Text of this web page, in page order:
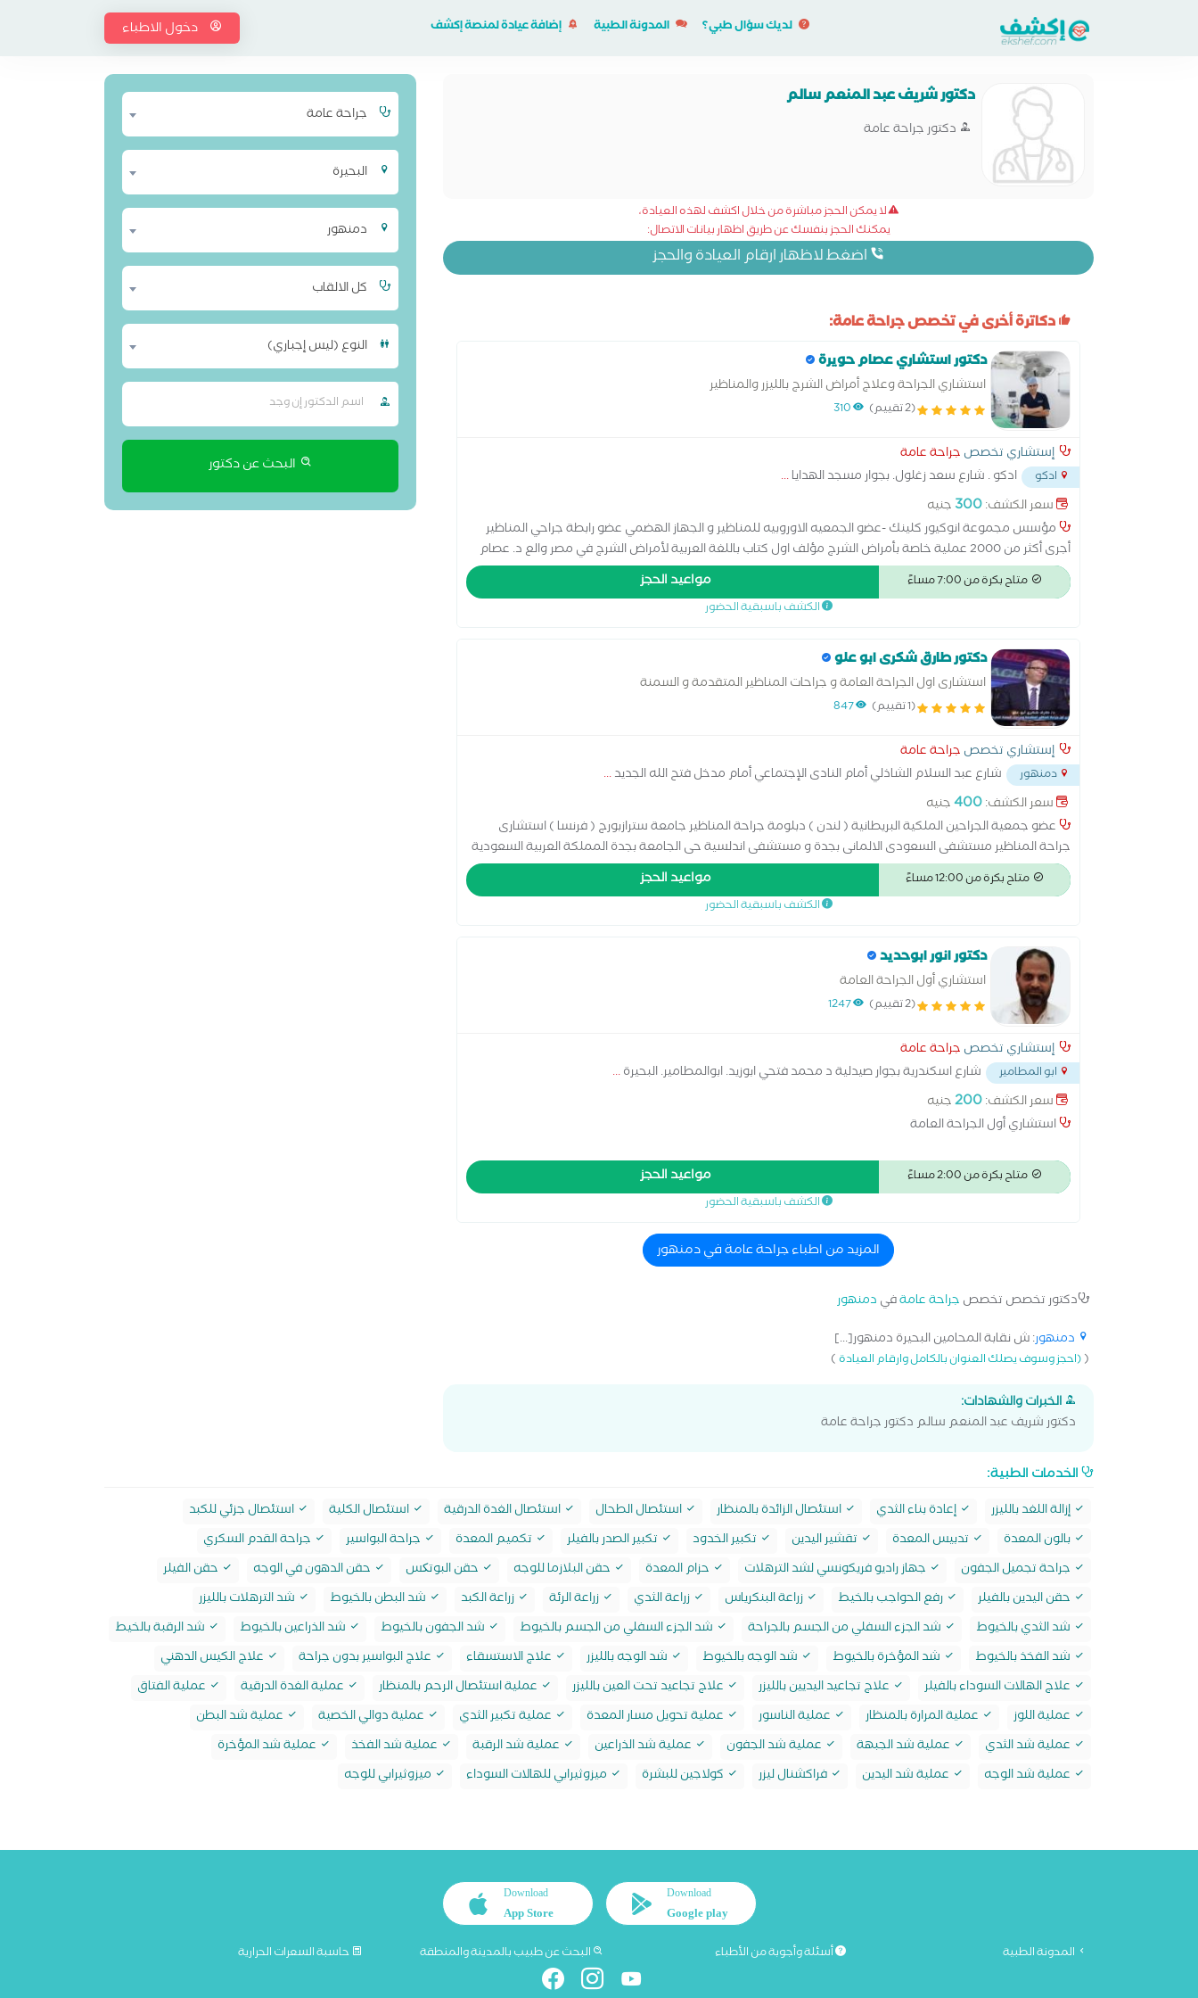
لديك سؤال طبي؟ المدونة الطبية إضافة عيادة لمنصة إكشف دخول الاطباء
دكتور شريف عبد المنعم سالم
دكتور جراحة عامة
لا يمكن الحجز مباشرة من خلال اكشف لهذه العيادة،
يمكنك الحجز بنفسك عن طريق اظهار بيانات الاتصال:
اضغط لاظهار ارقام العيادة والحجز
دكاترة أخرى في تخصص جراحة عامة:
دكتور استشاري عصام حويرة
استشاري الجراحة وعلاج أمراض الشرج بالليزر والمناظير
(2 تقييم) 310
إستشاري تخصص جراحة عامة
ادكو ادكو . شارع سعد زغلول. بجوار مسجد الهدايا...
سعر الكشف:300 جنيه
مؤسس مجموعة انوكيور كلينك -عضو الجمعيه الاوروبيه للمناظير و الجهاز الهضمي عضو رابطة جراحي المناظير
أجرى أكثر من 2000 عملية خاصة بأمراض الشرج مؤلف اول كتاب باللغة العربية لأمراض الشرج في مصر والع د. عصام
مركز اينو كلينيك بواسير: خدماتنا 1- علاج البواسير الداخلية والخارجية بالمنظار والليزر 2- علاج الشرخ الشرجى بالليزر 3-
علاج الناسور الشرجى بالمنظار والليزر 4- علاج الناسور العصعصى بالليزر 5- علاج السقوط الشرجى في الأطفال د. عصام
لعلاج أمراض الشرج 6- نظام متكامل لتشخيص وعلاج ووقاية كل أمراض الشرج 7- قسم خاص لعلاج أمراض الشرج
الحركية كالإمساك وسلس البراز 8- القضاء على أمراض الشرج نهائيا وضمان عدم تكرارها بعد إجراء العملية وذلك لإننا
نعالج أسباب المرض
متاح بكرة من 7:00 مساءً مواعيد الحجز
الكشف باسبقية الحضور
دكتور طارق شكرى ابو علو
استشارى اول الجراحة العامة و جراحات المناظير المتقدمة و السمنة
(1 تقييم) 847
إستشاري تخصص جراحة عامة
دمنهور شارع عبد السلام الشاذلي أمام النادى الإجتماعي أمام مدخل فتح الله الجديد...
سعر الكشف:400جنيه
عضو جمعية الجراحين الملكية البريطانية ( لندن ) دبلومة جراحة المناظير جامعة سترازبورج ( فرنسا ) استشارى
جراحة المناظير مستشفى السعودى الالمانى بجدة و مستشفى اندلسية حى الجامعة بجدة المملكة العربية السعودية
(سابقا ) -جراحات السمنة المفرطة تكميم المعدة-تحويل المسار الكلاسيكي-اصلاح الفتق الاربي والسري والجراحي مع
تجميل السرة بالمنظار-اسئصال اورام البطن والقولون بالمنظار-اصلاح فتق الحجاب الحاجز وجراحات ارتجاع المرئ
بالمنظار-استئصال المرارة-استئصال الزائدة الدودية ودوالي الخصية بالمنظار-جراحات الشرج والمستقيم-جراحات الغدد-
متاح بكرة من 12:00 مساءً مواعيد الحجز
الكشف باسبقية الحضور
دكتور انور ابوحديد
استشاري أول الجراحة العامة
(2 تقييم) 1247
إستشاري تخصص جراحة عامة
ابو المطامير شارع اسكندرية بجوار صيدلية د محمد فتحي ابوزيد. ابوالمطامير. البحيرة...
سعر الكشف:200جنيه
استشاري أول الجراحة العامة
متاح بكرة من 2:00 مساءً مواعيد الحجز
الكشف باسبقية الحضور
المزيد من اطباء جراحة عامة في دمنهور
دكتور تخصص تخصص جراحة عامةفي دمنهور
دمنهور: ش نقابة المحامين البحيرة دمنهور[...]
((احجز وسوف يصلك العنوان بالكامل وارقام العيادة)
الخبرات والشهادات:
دكتور شريف عبد المنعم سالم دكتور جراحة عامة
جراحة عامة
البحيرة
دمنهور
كل الالقاب
النوع (ليس إجباري)
البحث عن دكتور
الخدمات الطبية:
إزالة اللغد بالليزر إعادة بناء الثدي استئصال الزائدة بالمنظار استئصال الطحال استئصال الغدة الدرقية استئصال الكلية
استئصال جزئي للكبد
بالون المعدة
تدبيس المعدة تقشير اليدين تكبير الخدود تكبير الصدر بالفيلر تكميم المعدة جراحة البواسير
جراحة القدم السكري
جراحة تجميل الجفون
جهاز راديو فريكونسي لشد الترهلات حزام المعدة حقن البلازما للوجه حقن البوتکس حقن الدهون في الوجه
حقن الفيلر
حقن اليدين بالفيلر
رفع الحواجب بالخيط زراعة البنكرياس زراعة الثدي زراعة الرئة زراعة الكبد شد البطن بالخيوط
شد الترهلات بالليزر
شد الثدي بالخيوط
شد الجزء السفلي من الجسم بالجراحة شد الجزء السفلي من الجسم بالخيوط شد الجفون بالخيوط شد الذراعين بالخيوط
شد الرقبة بالخيط
شد الفخذ بالخيوط
شد المؤخرة بالخيوط شد الوجه بالخيوط شد الوجه بالليزر علاج الاستسقاء علاج البواسير بدون جراحة
علاج الكيس الدهني
علاج الهالات السوداء بالفيلر
علاج تجاعيد اليديين بالليزر علاج تجاعيد تحت العين بالليزر عملية استئصال الرحم بالمنظار عملية الغدة الدرقية
عملية الفتاق
عملية اللوز
عملية المرارة بالمنظار عملية الناسور عملية تحويل مسار المعدة عملية تكبير الثدي عملية دوالي الخصية
عملية شد البطن
عملية شد الثدي
عملية شد الجبهة عملية شد الجفون عملية شد الذراعين عملية شد الرقبة عملية شد الفخذ
عملية شد المؤخرة
عملية شد الوجه
عملية شد اليدين فراكشنال ليزر كولاجين للبشرة ميزوثيرابي للهالات السوداء ميزوثيرابي للوجه
Download
Google play
Download
App Store
المدونة الطبية أسئلة وأجوبة من الأطباء البحث عن طبيب بالمدينة والمنطقة حاسبة السعرات الحرارية